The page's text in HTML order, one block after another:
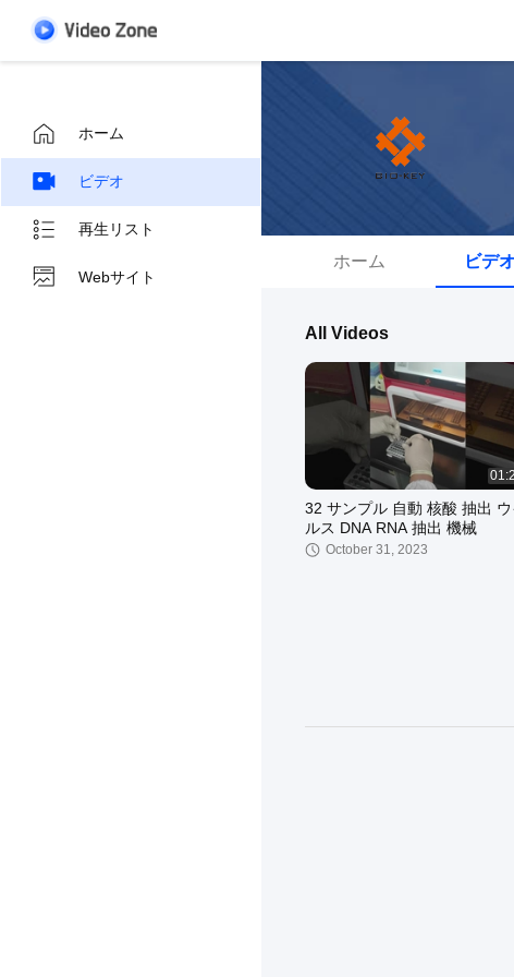
ホーム
ビデオ
再生リスト
Webサイト
ホーム ビデオ
All Videos
32 サンプル 自動 核酸 抽出 ウ
ルス DNA RNA 抽出 機械
October 31, 2023